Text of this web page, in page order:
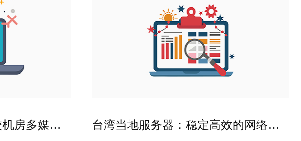
房多媒体
台湾当地服务器：稳定高效的网络解